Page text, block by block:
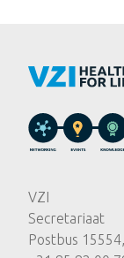
VZI
Secretariaat
Postbus